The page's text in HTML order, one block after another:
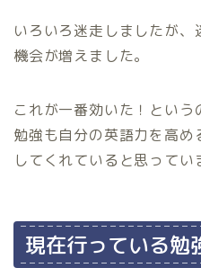
いろいろ迷走しましたが
機会が増えました。
これが一番効いた！とい
勉強も自分の英語力を高
してくれていると思ってい
現在行っている勉